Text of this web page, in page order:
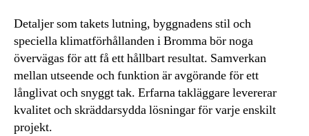
Detaljer som takets lutning, byggnadens stil och
speciella klimatförhållanden i Bromma bör noga
övervägas för att få ett hållbart resultat. Samverkan
mellan utseende och funktion är avgörande för ett
långlivat och snyggt tak. Erfarna takläggare levererar
kvalitet och skräddarsydda lösningar för varje enskilt
projekt.